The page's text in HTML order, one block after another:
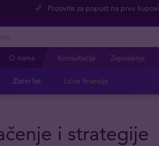
Pozovite za popust na prvu
O nama Konsultacije Zaposlenje
Zlatni list Lične finansije
i strategije